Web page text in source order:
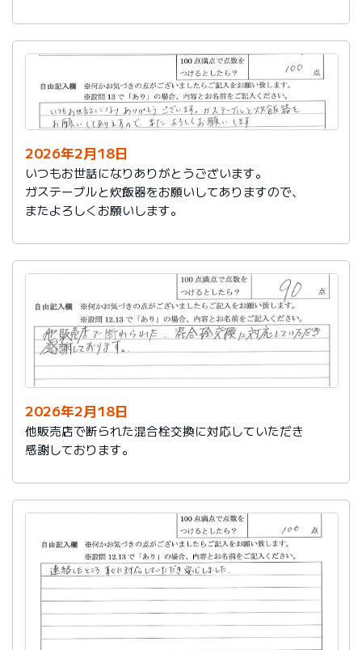
かったです。
これからもよろしくお願いします。
2026年2月18日
いつもお世話になりありがとうございます。
ガステーブルと炊飯器をお願いしてありますので、
またよろしくお願いします。
2026年2月18日
他販売店で断られた混合栓交換に対応していただき
感謝しております。